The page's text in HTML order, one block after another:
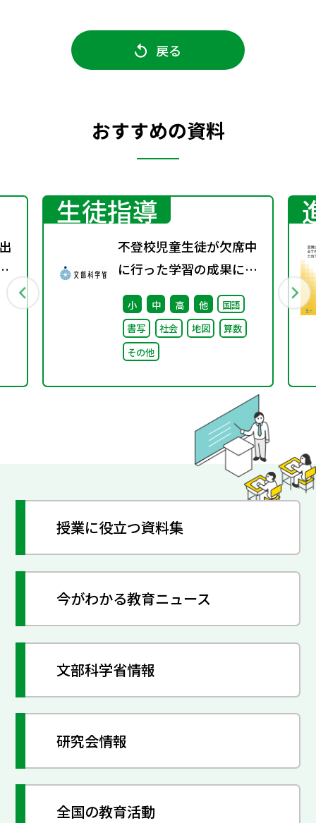
戻る
おすすめの資料
生徒指導
不登校児童生徒が欠席中
に行った学習の成果に係
る成績評価について（通
知）
小 中 高 他
国語
書写
社会 地図
算数
その他
授業に役立つ資料集
今がわかる教育ニュース
文部科学省情報
研究会情報
全国の教育活動